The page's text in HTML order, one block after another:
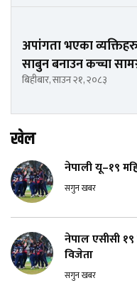
अपांगता भएका
साबुन बनाउन कच्चा
बिहीबार, साउन २१, २०८३
खेल
नेपाली यू–१९
सगुन खबर
नेपाल एसीसी १९
विजेता
सगुन खबर